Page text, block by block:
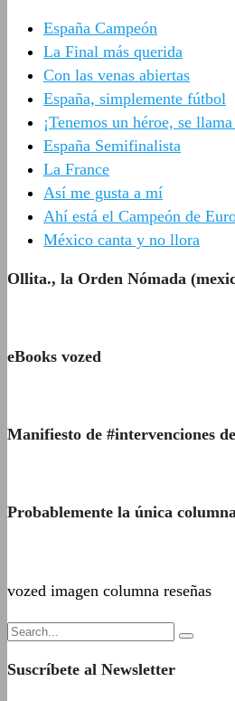
España Campeón
La Final más querida
Con las venas abiertas
España, simplemente fútbol
¡Tenemos un héroe, se
España Semifinalista
La France
Así me gusta a mí
Ahí está el Campeón de
México canta y no llora
Ollita., la Orden Nómada
eBooks vozed
Manifiesto de #intervenciones
Probablemente la única
vozed imagen columna reseñas
Suscríbete al Newsletter